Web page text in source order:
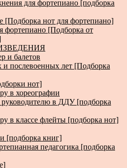
для фортепиано [подборка
[Подборка нот для фортепиано]
фортепиано [Подборка от
балетов
послевоенных лет [Подборка
нот]
в хореографии
в ДДУ [подборка
в классе флейты [подборка нот]
[подборка книг]
педагогика [подборка